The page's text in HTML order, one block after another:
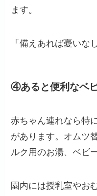
ます。
「備えあれば憂いな
④あると便利なベ
赤ちゃん連れなら特
があります。オムツ
ルク用のお湯、ベビ
園内には授乳室やお